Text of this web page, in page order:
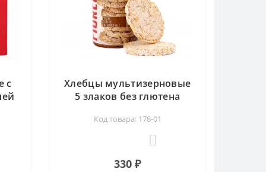
с
Хлебцы мультизерновые
5 злаков без глютена
Код товара: 178-01
330 ₽